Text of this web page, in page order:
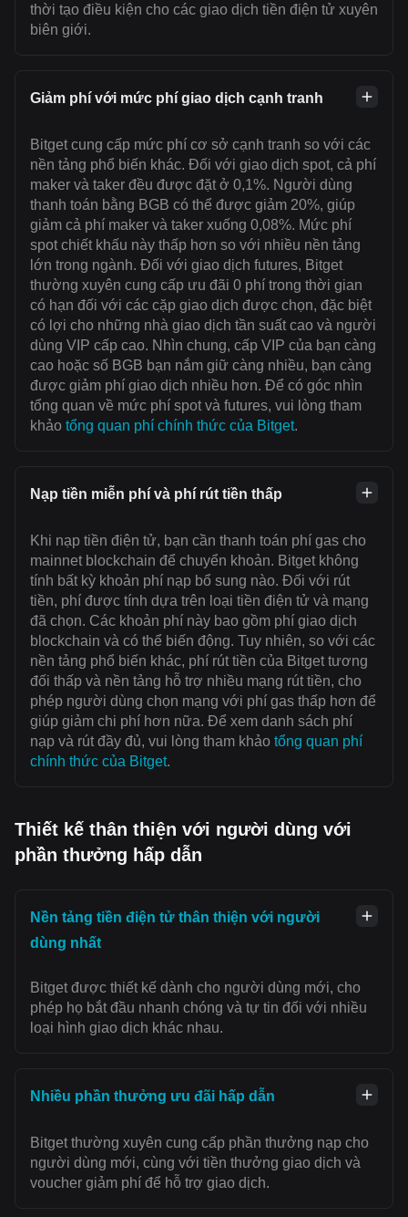
thời tạo điều kiện cho các giao dịch tiền điện tử xuyên
biên giới.
Giảm phí với mức phí giao dịch cạnh tranh
Bitget cung cấp mức phí cơ sở cạnh tranh so với các
nền tảng phổ biến khác. Đối với giao dịch spot, cả phí
maker và taker đều được đặt ở 0,1%. Người dùng
thanh toán bằng BGB có thể được giảm 20%, giúp
giảm cả phí maker và taker xuống 0,08%. Mức phí
spot chiết khấu này thấp hơn so với nhiều nền tảng
lớn trong ngành. Đối với giao dịch futures, Bitget
thường xuyên cung cấp ưu đãi 0 phí trong thời gian
có hạn đối với các cặp giao dịch được chọn, đặc biệt
có lợi cho những nhà giao dịch tần suất cao và người
dùng VIP cấp cao. Nhìn chung, cấp VIP của bạn càng
cao hoặc số BGB bạn nắm giữ càng nhiều, bạn càng
được giảm phí giao dịch nhiều hơn. Để có góc nhìn
tổng quan về mức phí spot và futures, vui lòng tham
khảo tổng quan phí chính thức của Bitget.
Nạp tiền miễn phí và phí rút tiền thấp
Khi nạp tiền điện tử, bạn cần thanh toán ‌phí gas cho
mainnet blockchain để chuyển khoản. Bitget không
tính bất kỳ khoản phí nạp bổ sung nào. Đối với rút
tiền, phí được tính dựa trên loại tiền điện tử và mạng
đã chọn. Các khoản phí này bao gồm phí giao dịch
blockchain và có thể biến động. Tuy nhiên, so với các
nền tảng phổ biến khác, phí rút tiền của Bitget tương
đối thấp và nền tảng hỗ trợ nhiều mạng rút tiền, cho
phép người dùng chọn mạng với ‌phí gas thấp hơn để
giúp giảm chi phí hơn nữa. Để xem danh sách phí
nạp và rút đầy đủ, vui lòng tham khảo tổng quan phí
chính thức của Bitget.
Thiết kế thân thiện với người dùng với
phần thưởng hấp dẫn
Nền tảng tiền điện tử thân thiện với người
dùng nhất
Bitget được thiết kế dành cho người dùng mới, cho
phép họ bắt đầu nhanh chóng và tự tin đối với nhiều
loại hình giao dịch khác nhau.
Nhiều phần thưởng ưu đãi hấp dẫn
Bitget thường xuyên cung cấp phần thưởng nạp cho
người dùng mới, cùng với tiền thưởng giao dịch và
voucher giảm phí để hỗ trợ giao dịch.